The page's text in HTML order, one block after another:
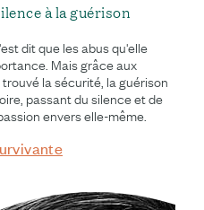
à la guérison
dit que les abus qu'elle
Mais grâce aux
la sécurité, la guérison
passant du silence et de
envers elle-même.